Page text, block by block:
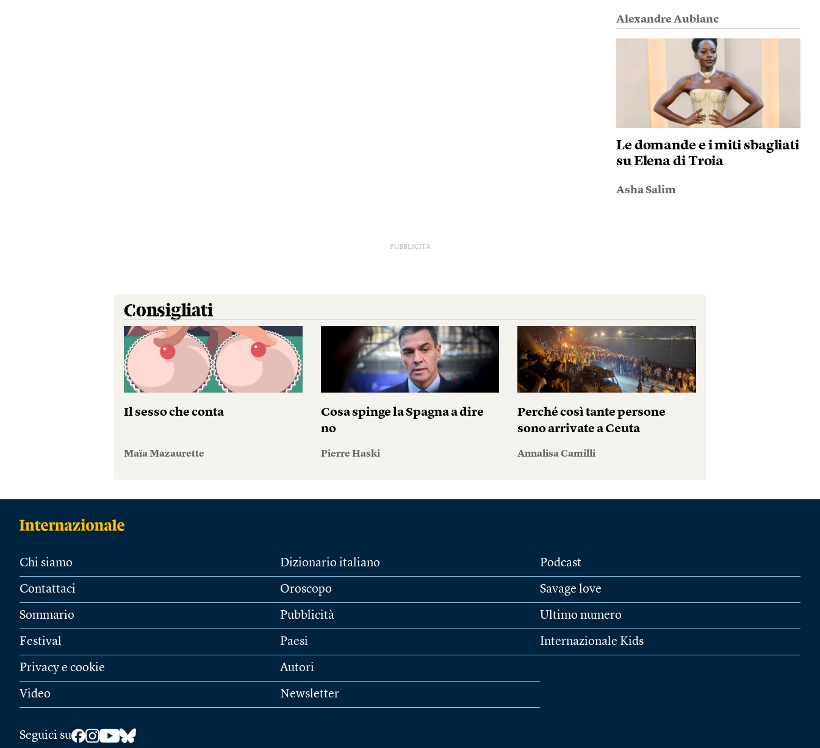
Alexandre Aublanc
Le domande e i miti sbagliati
su Elena di Troia
Asha Salim
PUBBLICITÀ
Consigliati
Il sesso che conta
Maïa Mazaurette
Cosa spinge la Spagna a dire
no
Pierre Haski
Perché così tante persone
sono arrivate a Ceuta
Annalisa Camilli
Chi siamo
Contattaci
Sommario
Festival
Privacy e cookie
Video
Dizionario italiano
Oroscopo
Pubblicità
Paesi
Autori
Newsletter
Podcast
Savage love
Ultimo numero
Internazionale Kids
Seguici su